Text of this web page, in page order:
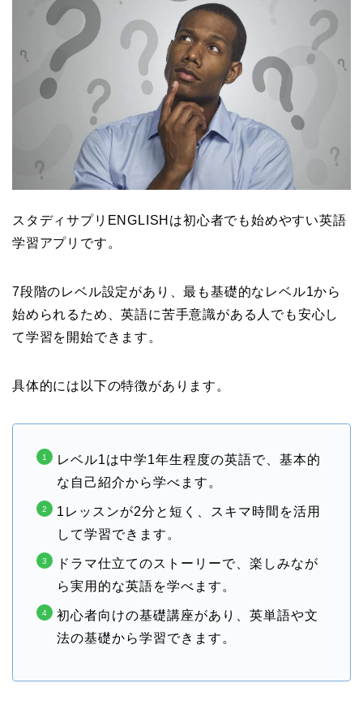
スタディサプリENGLISHは初心者でも始めやすい英語
学習アプリです。
7段階のレベル設定があり、最も基礎的なレベル1から
始められるため、英語に苦手意識がある人でも安心し
て学習を開始できます 。
具体的には以下の特徴があります。
レベル1は中学1年生程度の英語で、基本的
な自己紹介から学べます 。
1レッスンが2分と短く、スキマ時間を活用
して学習できます 。
ドラマ仕立てのストーリーで、楽しみなが
ら実用的な英語を学べます 。
初心者向けの基礎講座があり、英単語や文
法の基礎から学習できます 。